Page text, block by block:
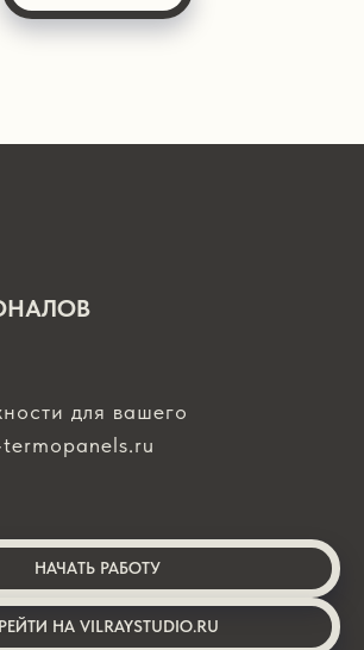
для вашего
НАЧАТЬ РАБОТУ
НА VILRAYSTUDIO.RU